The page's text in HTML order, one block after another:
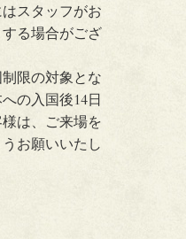
スタッフがお
る場合がござ
限の対象とな
の入国後14日
は、ご来場を
お願いいたし